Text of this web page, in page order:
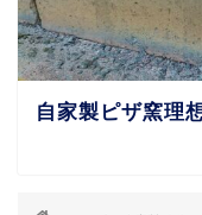
自家製ピザ窯理